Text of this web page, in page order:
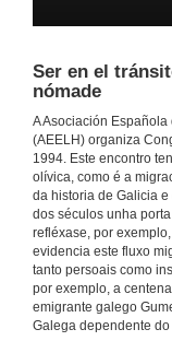
Ser en el
nómade
A Asociación
(AEELH) organiza
1994. Este encontro
olívica, como é a
da historia de Galicia
dos séculos unha
refléxase, por
evidencia este fluxo
tanto persoais como
por exemplo, a
emigrante galego
Galega dependente